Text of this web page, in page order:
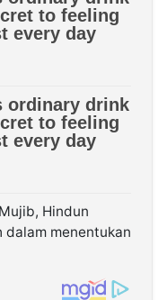
Hindun
menentukan